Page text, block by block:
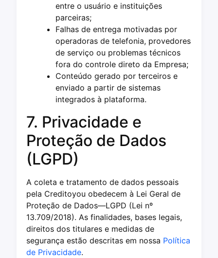
entre o usuário e instituições
parceiras;
Falhas de entrega motivadas por
operadoras de telefonia, provedores
de serviço ou problemas técnicos
fora do controle direto da Empresa;
Conteúdo gerado por terceiros e
enviado a partir de sistemas
integrados à plataforma.
7. Privacidade e
Proteção de Dados
(LGPD)
A coleta e tratamento de dados pessoais
pela Creditoyou obedecem à Lei Geral de
Proteção de Dados—LGPD (Lei nº
13.709/2018). As finalidades, bases legais,
direitos dos titulares e medidas de
segurança estão descritas em nossa Política
de Privacidade.